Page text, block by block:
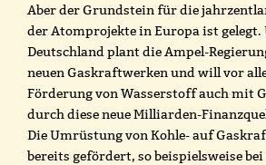
Aber der Grundstein für die
der Atomprojekte in Europa ist gelegt.
Deutschland plant die Ampel-
neuen Gaskraftwerken und will vor
Förderung von Wasserstoff auch mit
durch diese neue Milliarden-
Die Umrüstung von Kohle- auf
bereits gefördert, so beispielsweise